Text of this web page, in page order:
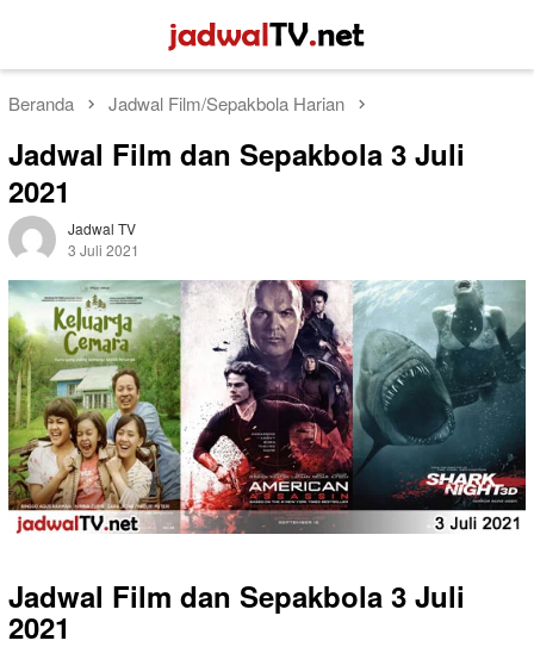
konten
Mobile
Beranda Jadwal Film/Sepakbola Harian
Jadwal Film dan Sepakbola 3 Juli
2021
Jadwal TV
3 Juli 2021
Jadwal Film dan Sepakbola 3 Juli
2021